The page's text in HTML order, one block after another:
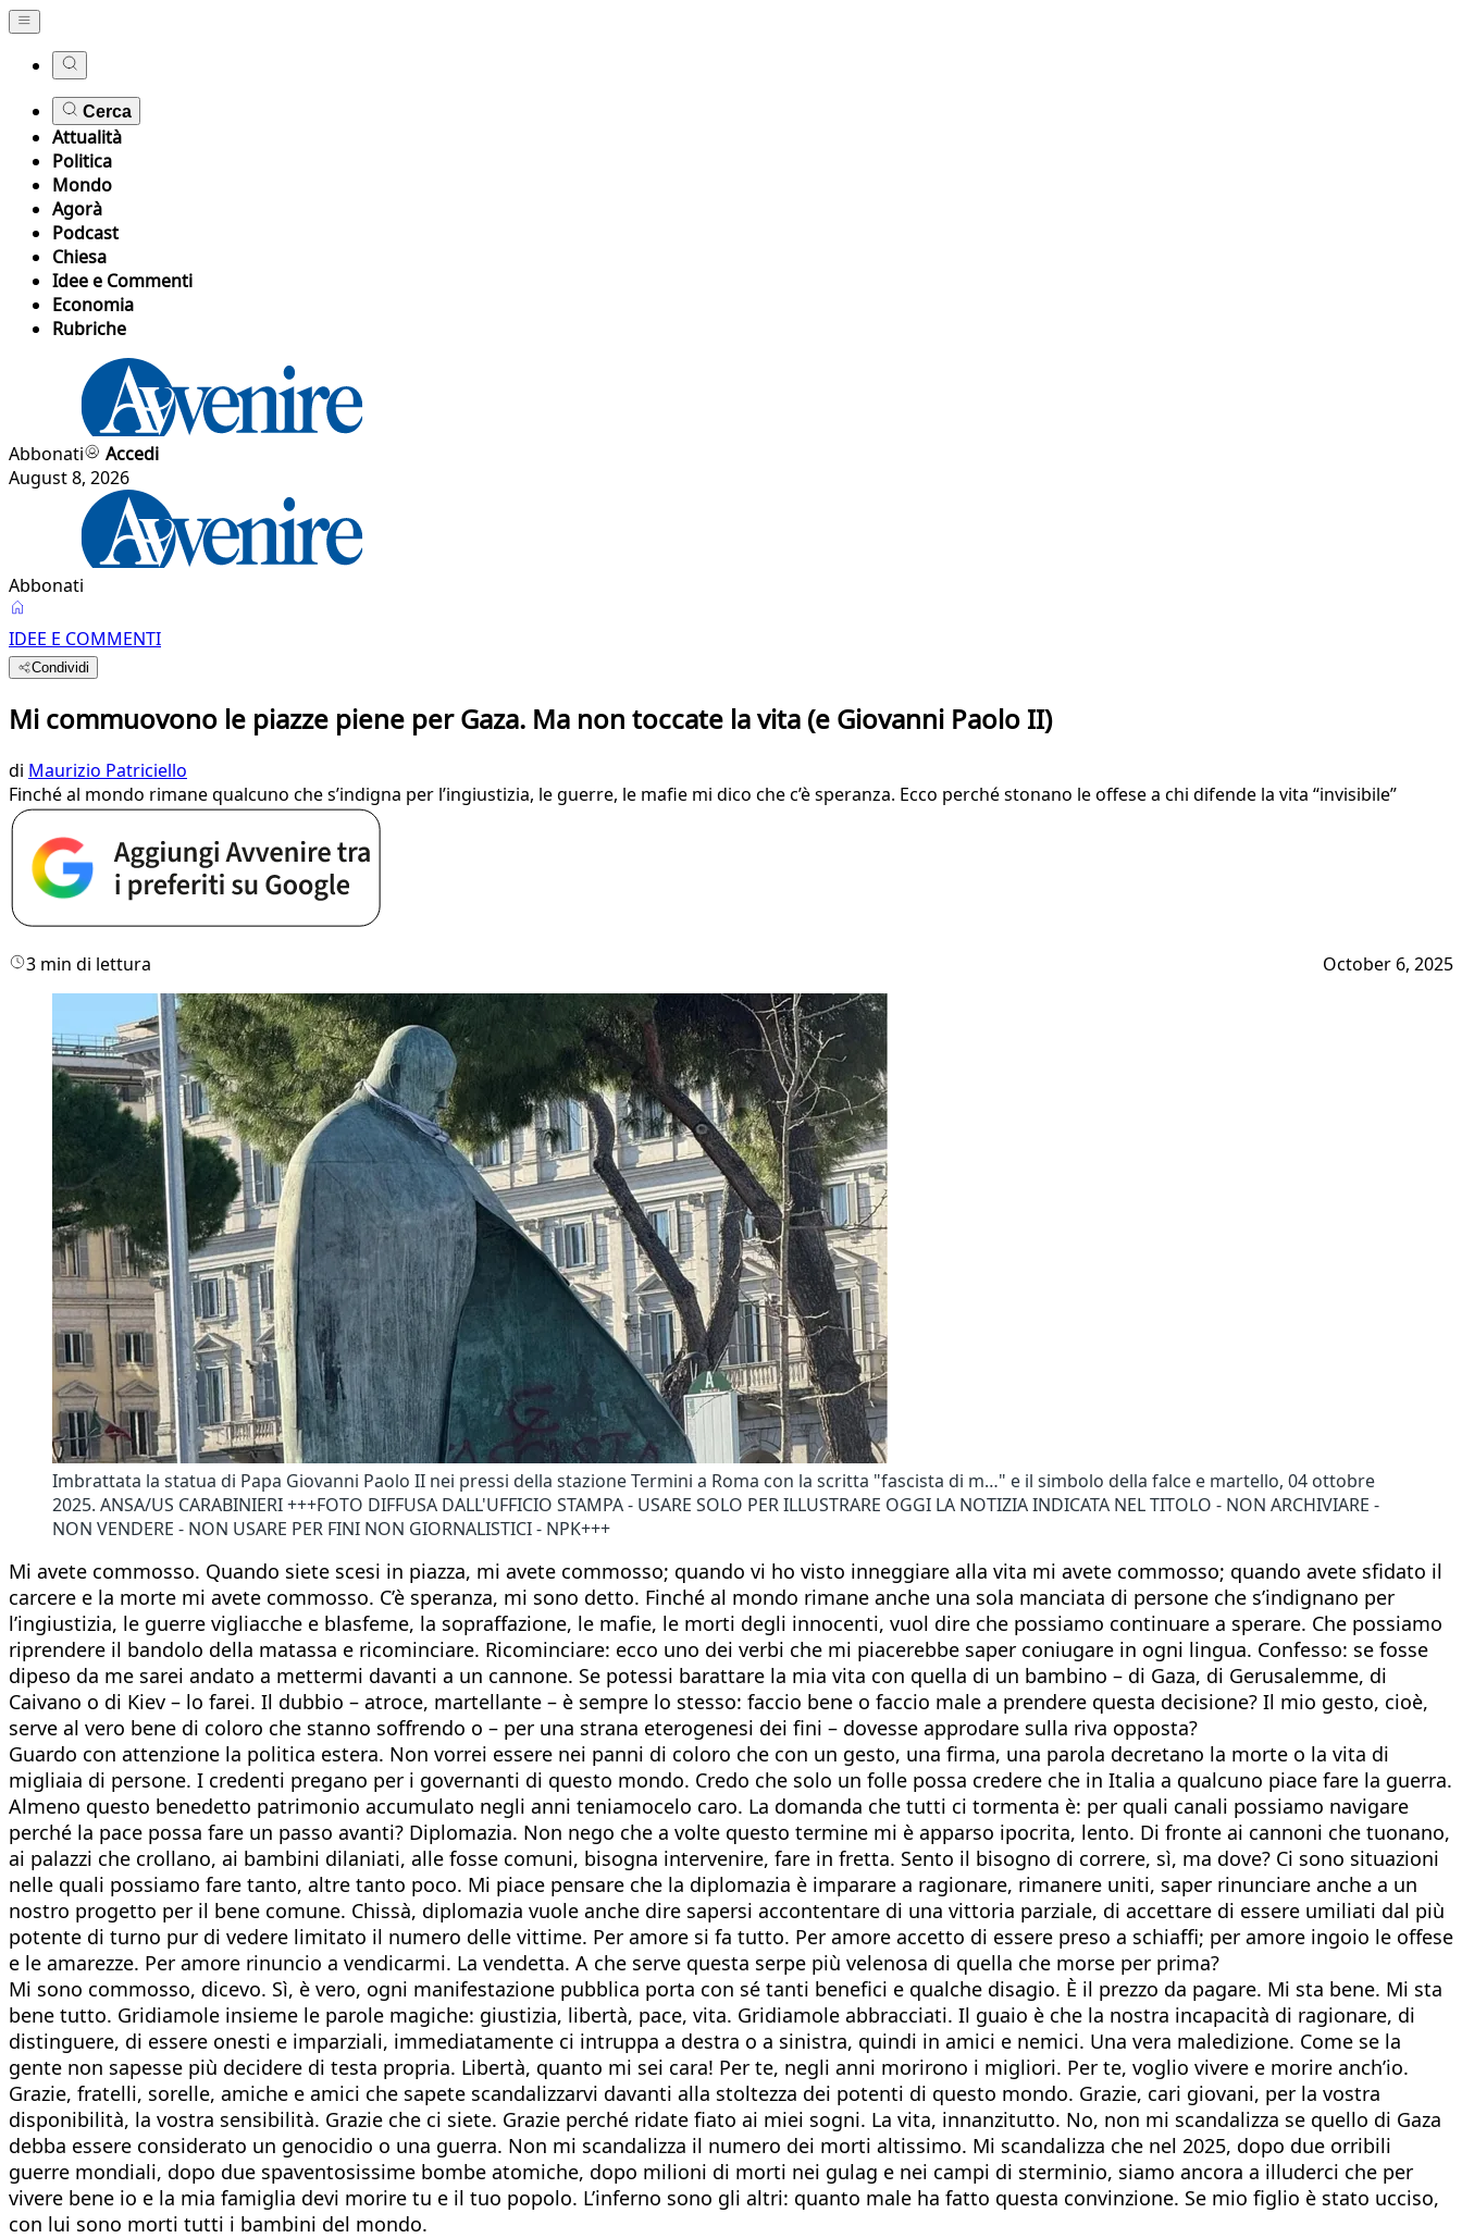
Cerca
Attualità
Politica
Mondo
Agorà
Podcast
Chiesa
Idee e Commenti
Economia
Rubriche
Abbonati
Accedi
August 8, 2026
Abbonati
IDEE E COMMENTI
Condividi
Mi commuovono le piazze piene per Gaza. Ma non toccate la vita (e Giovanni Paolo II)
di Maurizio Patriciello
Finché al mondo rimane qualcuno che s’indigna per l’ingiustizia, le guerre, le mafie mi dico che c’è speranza. Ecco perché stonano le offese a chi difende la vita “invisibile”
3 min di lettura October 6, 2025
Imbrattata la statua di Papa Giovanni Paolo II nei pressi della stazione Termini a Roma con la scritta "fascista di m…" e il simbolo della falce e martello, 04 ottobre
2025. ANSA/US CARABINIERI +++FOTO DIFFUSA DALL'UFFICIO STAMPA - USARE SOLO PER ILLUSTRARE OGGI LA NOTIZIA INDICATA NEL TITOLO - NON ARCHIVIARE -
NON VENDERE - NON USARE PER FINI NON GIORNALISTICI - NPK+++
Mi avete commosso. Quando siete scesi in piazza, mi avete commosso; quando vi ho visto inneggiare alla vita mi avete commosso; quando avete sfidato il
carcere e la morte mi avete commosso. C’è speranza, mi sono detto. Finché al mondo rimane anche una sola manciata di persone che s’indignano per
l’ingiustizia, le guerre vigliacche e blasfeme, la sopraffazione, le mafie, le morti degli innocenti, vuol dire che possiamo continuare a sperare. Che possiamo
riprendere il bandolo della matassa e ricominciare. Ricominciare: ecco uno dei verbi che mi piacerebbe saper coniugare in ogni lingua. Confesso: se fosse
dipeso da me sarei andato a mettermi davanti a un cannone. Se potessi barattare la mia vita con quella di un bambino – di Gaza, di Gerusalemme, di
Caivano o di Kiev – lo farei. Il dubbio – atroce, martellante – è sempre lo stesso: faccio bene o faccio male a prendere questa decisione? Il mio gesto, cioè,
serve al vero bene di coloro che stanno soffrendo o – per una strana eterogenesi dei fini – dovesse approdare sulla riva opposta?
Guardo con attenzione la politica estera. Non vorrei essere nei panni di coloro che con un gesto, una firma, una parola decretano la morte o la vita di
migliaia di persone. I credenti pregano per i governanti di questo mondo. Credo che solo un folle possa credere che in Italia a qualcuno piace fare la guerra.
Almeno questo benedetto patrimonio accumulato negli anni teniamocelo caro. La domanda che tutti ci tormenta è: per quali canali possiamo navigare
perché la pace possa fare un passo avanti? Diplomazia. Non nego che a volte questo termine mi è apparso ipocrita, lento. Di fronte ai cannoni che tuonano,
ai palazzi che crollano, ai bambini dilaniati, alle fosse comuni, bisogna intervenire, fare in fretta. Sento il bisogno di correre, sì, ma dove? Ci sono situazioni
nelle quali possiamo fare tanto, altre tanto poco. Mi piace pensare che la diplomazia è imparare a ragionare, rimanere uniti, saper rinunciare anche a un
nostro progetto per il bene comune. Chissà, diplomazia vuole anche dire sapersi accontentare di una vittoria parziale, di accettare di essere umiliati dal più
potente di turno pur di vedere limitato il numero delle vittime. Per amore si fa tutto. Per amore accetto di essere preso a schiaffi; per amore ingoio le offese
e le amarezze. Per amore rinuncio a vendicarmi. La vendetta. A che serve questa serpe più velenosa di quella che morse per prima?
Mi sono commosso, dicevo. Sì, è vero, ogni manifestazione pubblica porta con sé tanti benefici e qualche disagio. È il prezzo da pagare. Mi sta bene. Mi sta
bene tutto. Gridiamole insieme le parole magiche: giustizia, libertà, pace, vita. Gridiamole abbracciati. Il guaio è che la nostra incapacità di ragionare, di
distinguere, di essere onesti e imparziali, immediatamente ci intruppa a destra o a sinistra, quindi in amici e nemici. Una vera maledizione. Come se la
gente non sapesse più decidere di testa propria. Libertà, quanto mi sei cara! Per te, negli anni morirono i migliori. Per te, voglio vivere e morire anch’io.
Grazie, fratelli, sorelle, amiche e amici che sapete scandalizzarvi davanti alla stoltezza dei potenti di questo mondo. Grazie, cari giovani, per la vostra
disponibilità, la vostra sensibilità. Grazie che ci siete. Grazie perché ridate fiato ai miei sogni. La vita, innanzitutto. No, non mi scandalizza se quello di Gaza
debba essere considerato un genocidio o una guerra. Non mi scandalizza il numero dei morti altissimo. Mi scandalizza che nel 2025, dopo due orribili
guerre mondiali, dopo due spaventosissime bombe atomiche, dopo milioni di morti nei gulag e nei campi di sterminio, siamo ancora a illuderci che per
vivere bene io e la mia famiglia devi morire tu e il tuo popolo. L’inferno sono gli altri: quanto male ha fatto questa convinzione. Se mio figlio è stato ucciso,
con lui sono morti tutti i bambini del mondo.